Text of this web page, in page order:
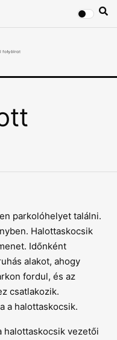
parkolóhelyet találni.
Halottaskocsik
Időnként
alakot, ahogy
fordul, és az
csatlakozik.
a halottaskocsik.
halottaskocsik vezetői